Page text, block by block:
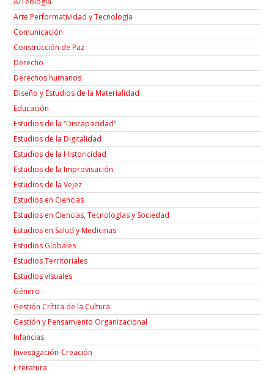
Arte Performatividad y Tecnología
Comunicación
Construcción de Paz
Derecho
Derechos humanos
Diseño y Estudios de la Materialidad
Educación
Estudios de la “Discapacidad”
Estudios de la Digitalidad
Estudios de la Historicidad
Estudios de la Improvisación
Estudios de la Vejez
Estudios en Ciencias
Estudios en Ciencias, Tecnologías y Sociedad
Estudios en Salud y Medicinas
Estudios Globales
Estudios Territoriales
Estudios visuales
Género
Gestión Crítica de la Cultura
Gestión y Pensamiento Organizacional
Infancias
Investigación-Creación
Łiteratura